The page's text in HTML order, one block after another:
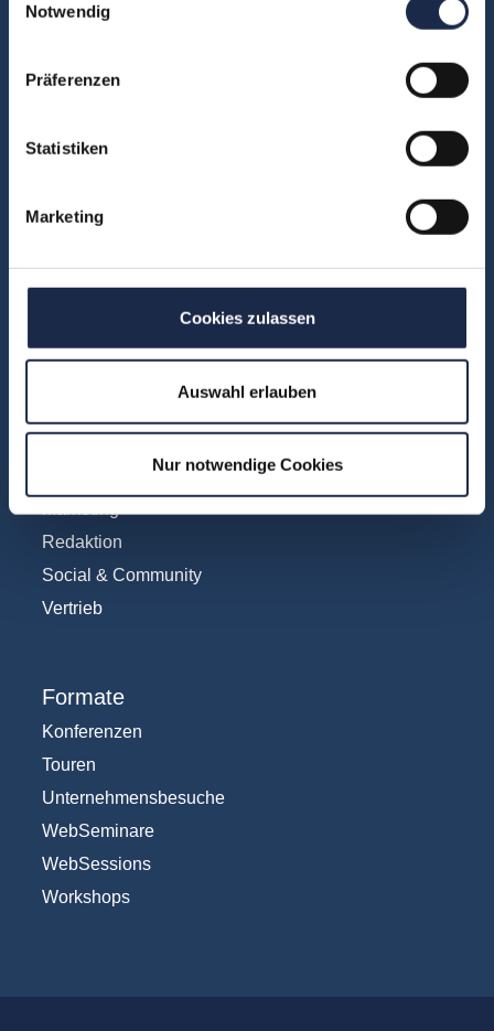
Notwendig
Präferenzen
Statistiken
Marketing
Cookies zulassen
Auswahl erlauben
Nur notwendige Cookies
Akademie
FAQ
Teilnehmerstimmen
Fachbereiche
Abo & Subscription
Anzeigen
Redaktion
Social & Community
Vertrieb
Formate
Konferenzen
Touren
Unternehmensbesuche
WebSeminare
WebSessions
Workshops